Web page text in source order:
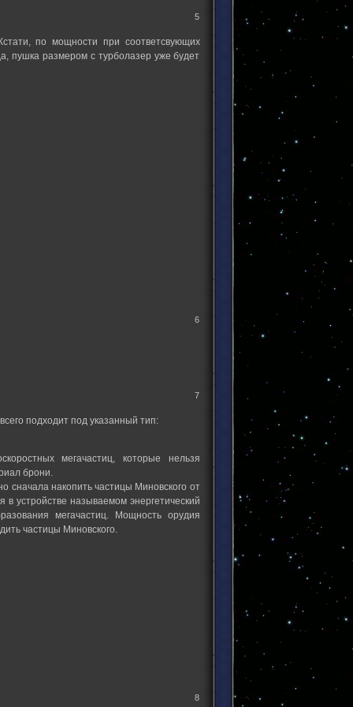
5
по мощности при соответсвующих
пушка размером с турболазер уже будет
6
7
подходит под указанный тип:
мегачастиц, которые нельзя
брони.
накопить частицы Миновского от
устройстве называемом энергетический
мегачастиц. Мощность орудия
частицы Миновского.
8